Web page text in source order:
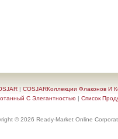
| COSJARКоллекции Флаконов И
С Элегантностью | Список
© 2026 Ready-Market Online